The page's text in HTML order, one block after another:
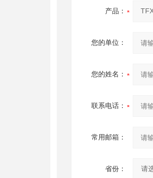
产品：
您的单位：
您的姓名：
联系电话：
常用邮箱：
省份：